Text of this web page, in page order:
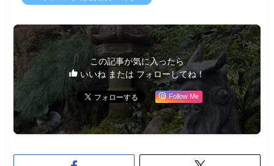
この記事が気に入ったら
いいね または フォローしてね！
Follow Me